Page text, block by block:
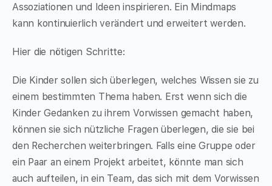
Assoziationen und Ideen inspirieren. Ein Mindmaps
kann kontinuierlich verändert und erweitert werden.
Hier die nötigen Schritte:
Die Kinder sollen sich überlegen, welches Wissen sie zu
einem bestimmten Thema haben. Erst wenn sich die
Kinder Gedanken zu ihrem Vorwissen gemacht haben,
können sie sich nützliche Fragen überlegen, die sie bei
den Recherchen weiterbringen. Falls eine Gruppe oder
ein Paar an einem Projekt arbeitet, könnte man sich
auch aufteilen, in ein Team, das sich mit dem Vorwissen